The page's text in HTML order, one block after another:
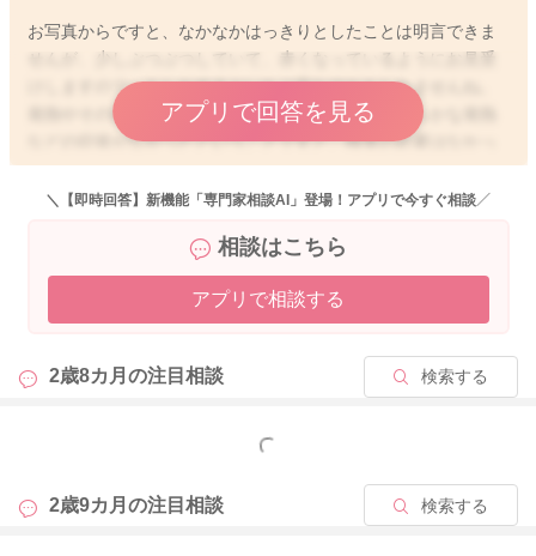
お写真からですと、なかなかはっきりとしたことは明言できま
せんが、少しぶつぶつしていて、赤くなっているようにお見受
けしますので、もしかするといちご舌なのかもしれませんね。
発熱やその他の症状は何かありますでしょうか？明らかな発熱
などの症状がなかったということですと、検査の必要はなかっ
たと判断されたのかもしれませんが、明らかな症状がなくて
も、いちご舌や発赤など、何か症状がある場合ですと、後から
もし気になる症状が複数あり、ご心配であれば、再度小児科で
ご相談いただくと、必要時には検査してもらえるかもしれませ
アプリで回答を見る
＼【即時回答】新機能「専門家相談AI」登場！アプリで今すぐ相談／
相談はこちら
アプリで相談する
2歳8カ月の注目相談 検索する
もっと見る
2歳9カ月の注目相談 検索する